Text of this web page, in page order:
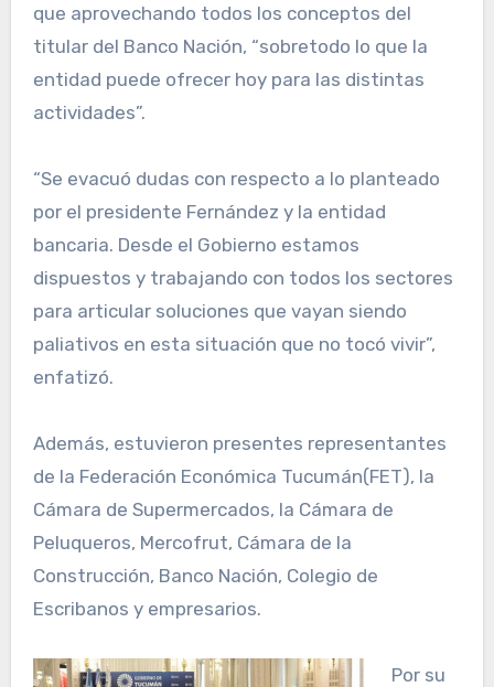
que aprovechando todos los conceptos del
titular del Banco Nación, “sobretodo lo que la
entidad puede ofrecer hoy para las distintas
actividades”.
“Se evacuó dudas con respecto a lo planteado
por el presidente Fernández y la entidad
bancaria. Desde el Gobierno estamos
dispuestos y trabajando con todos los sectores
para articular soluciones que vayan siendo
paliativos en esta situación que no tocó vivir”,
enfatizó.
Además, estuvieron presentes representantes
de la Federación Económica Tucumán(FET), la
Cámara de Supermercados, la Cámara de
Peluqueros, Mercofrut, Cámara de la
Construcción, Banco Nación, Colegio de
Escribanos y empresarios.
Por su